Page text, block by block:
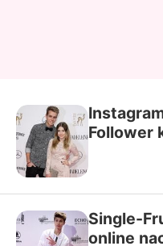
Follower
Single-
online